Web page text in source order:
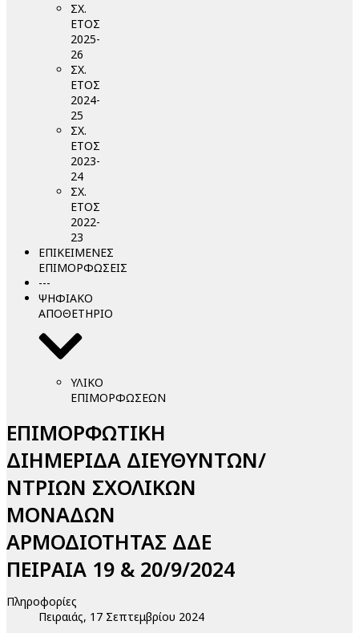
ΣΧ.
ΕΤΟΣ
2025-
26
ΣΧ.
ΕΤΟΣ
2024-
25
ΣΧ.
ΕΤΟΣ
2023-
24
ΣΧ.
ΕΤΟΣ
2022-
23
ΕΠΙΚΕΙΜΕΝΕΣ
ΕΠΙΜΟΡΦΩΣΕΙΣ
---
ΨΗΦΙΑΚΟ
ΑΠΟΘΕΤΗΡΙΟ
ΥΛΙΚΟ
ΕΠΙΜΟΡΦΩΣΕΩΝ
ΕΠΙΜΟΡΦΩΤΙΚΗ
ΔΙΗΜΕΡΙΔΑ ΔΙΕΥΘΥΝΤΩΝ/
ΝΤΡΙΩΝ ΣΧΟΛΙΚΩΝ
ΜΟΝΑΔΩΝ
ΑΡΜΟΔΙΟΤΗΤΑΣ ΔΔΕ
ΠΕΙΡΑΙΑ 19 & 20/9/2024
Πληροφορίες
Πειραιάς, 17 Σεπτεμβρίου 2024